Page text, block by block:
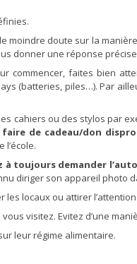
moindre doute sur la
donner une réponse
commencer, faites bien
(batteries, piles…). Par
cahiers ou des stylos par
de cadeau/don
à toujours demander
diriger son appareil photo
les locaux ou attirer
visitez. Evitez d’une
leur régime alimentaire.